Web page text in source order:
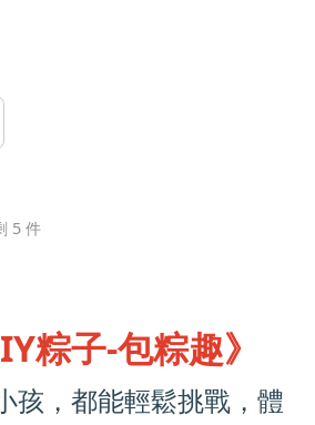
5 件
粽子-包粽趣》
孩，都能輕鬆挑戰，體